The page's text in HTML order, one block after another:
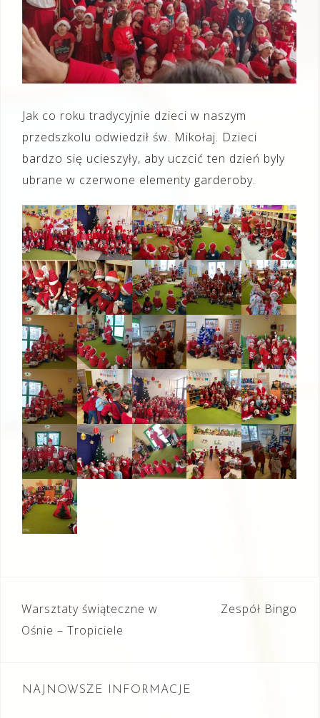
Jak co roku tradycyjnie dzieci w naszym
przedszkolu odwiedził św. Mikołaj. Dzieci
bardzo się ucieszyły, aby uczcić ten dzień byly
ubrane w czerwone elementy garderoby.
Nawigacja
wpisu
Warsztaty świąteczne w
Ośnie – Tropiciele
Zespół Bingo
NAJNOWSZE INFORMACJE